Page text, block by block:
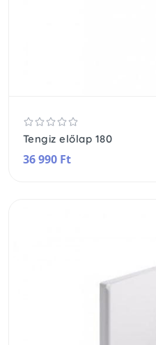
Tengiz előlap 180
36 990 Ft